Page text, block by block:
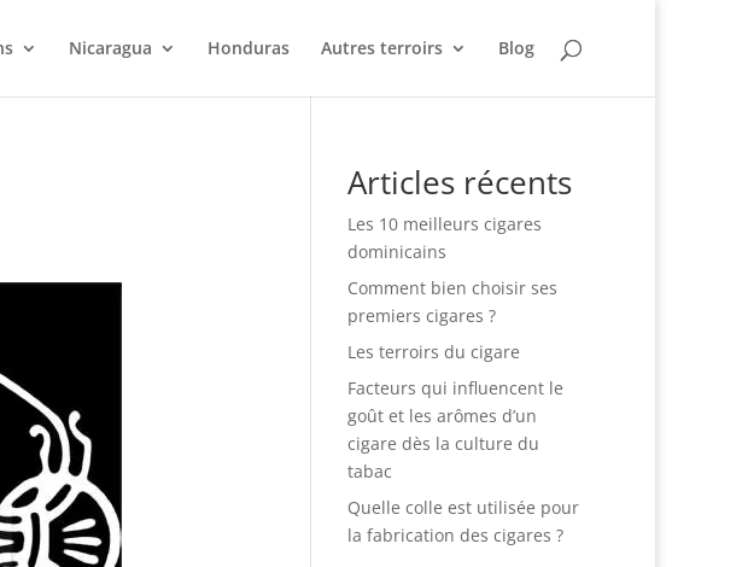
Nicaragua Honduras Autres terroirs Blog
Articles récents
Les 10 meilleurs cigares
dominicains
Comment bien choisir ses
premiers cigares ?
Les terroirs du cigare
Facteurs qui influencent le
goût et les arômes d’un
cigare dès la culture du
tabac
Quelle colle est utilisée pour
la fabrication des cigares ?